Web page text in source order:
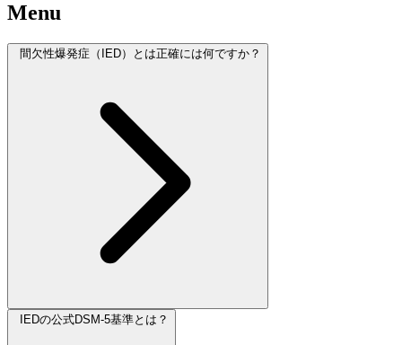
Menu
間欠性爆発症（IED）とは正確には何ですか？
IEDの公式DSM-5基準とは？